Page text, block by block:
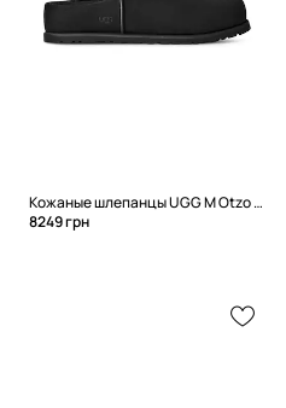
Кожаные шлепанцы UGG M Otzo Clog
8249 грн